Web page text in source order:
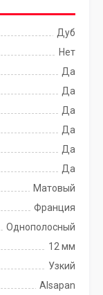
Дуб
Нет
Да
Да
Да
Да
Да
Да
Матовый
Франция
Однополосный
12 мм
Узкий
Alsapan